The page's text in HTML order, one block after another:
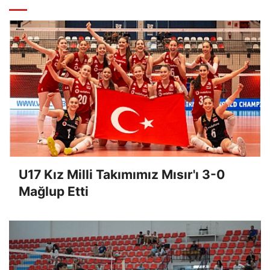
U17 Kız Milli Takımımız Mısır'ı 3-0
Mağlup Etti